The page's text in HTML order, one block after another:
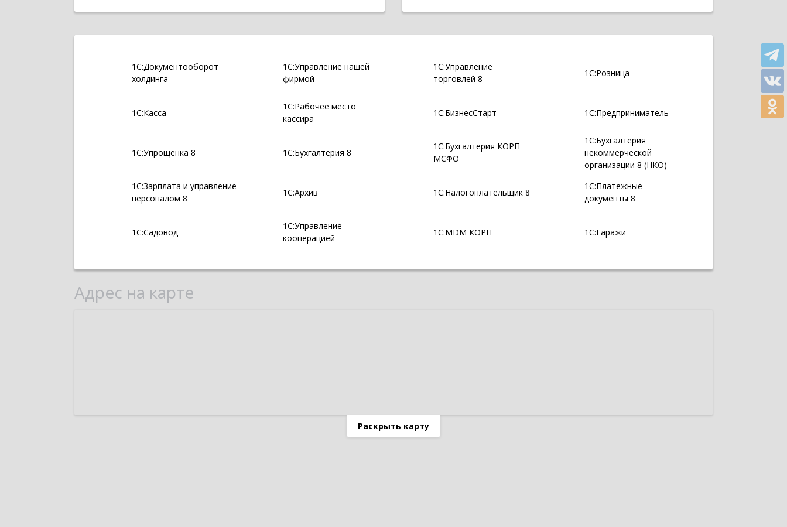
1С:Документооборот
холдинга
1С:Управление нашей
фирмой
1С:Управление
торговлей 8
1С:Розница
1С:Касса
1С:Рабочее место
кассира
1С:БизнесСтарт 1С:Предприниматель
1С:Упрощенка 8 1С:Бухгалтерия 8
1С:Бухгалтерия КОРП
МСФО
1С:Бухгалтерия
некоммерческой
организации 8 (НКО)
1С:Зарплата и управление
персоналом 8
1С:Архив 1С:Налогоплательщик 8
1С:Платежные
документы 8
1С:Садовод
1С:Управление
кооперацией
1С:MDM КОРП 1С:Гаражи
Адрес на карте
Раскрыть карту